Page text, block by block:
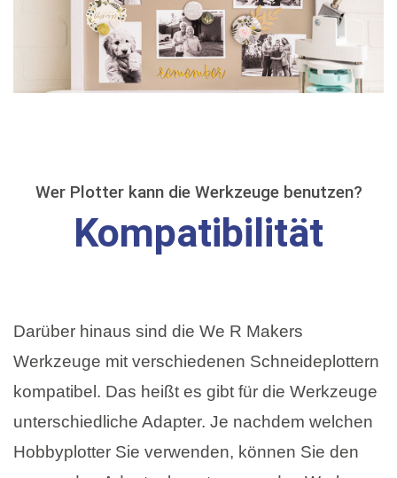
Wer Plotter kann die Werkzeuge benutzen?
Kompatibilität
Darüber hinaus sind die We R Makers
Werkzeuge mit verschiedenen Schneideplottern
kompatibel. Das heißt es gibt für die Werkzeuge
unterschiedliche Adapter. Je nachdem welchen
Hobbyplotter Sie verwenden, können Sie den